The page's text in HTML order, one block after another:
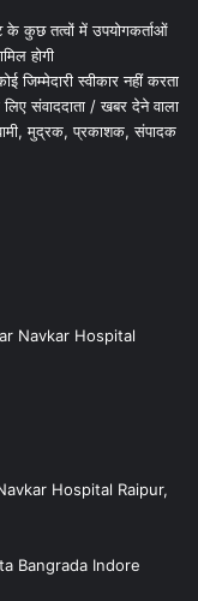
के कुछ तत्वों में उपयोगकर्ताओं
होगी
स्वीकार नहीं करता
संवाददाता / खबर देने वाला
मुद्रक, प्रकाशक, संपादक
Navkar Hospital
Hospital Raipur,
Bangrada Indore